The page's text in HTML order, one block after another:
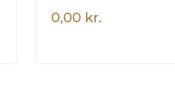
0,00 kr.